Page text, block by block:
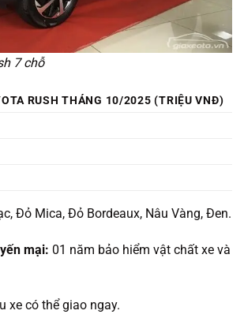
7 chỗ
RUSH THÁNG 10/2025 (TRIỆU VNĐ)
Đỏ Mica, Đỏ Bordeaux, Nâu Vàng, Đen.
mại: 01 năm bảo hiểm vật chất xe và
xe có thể giao ngay.